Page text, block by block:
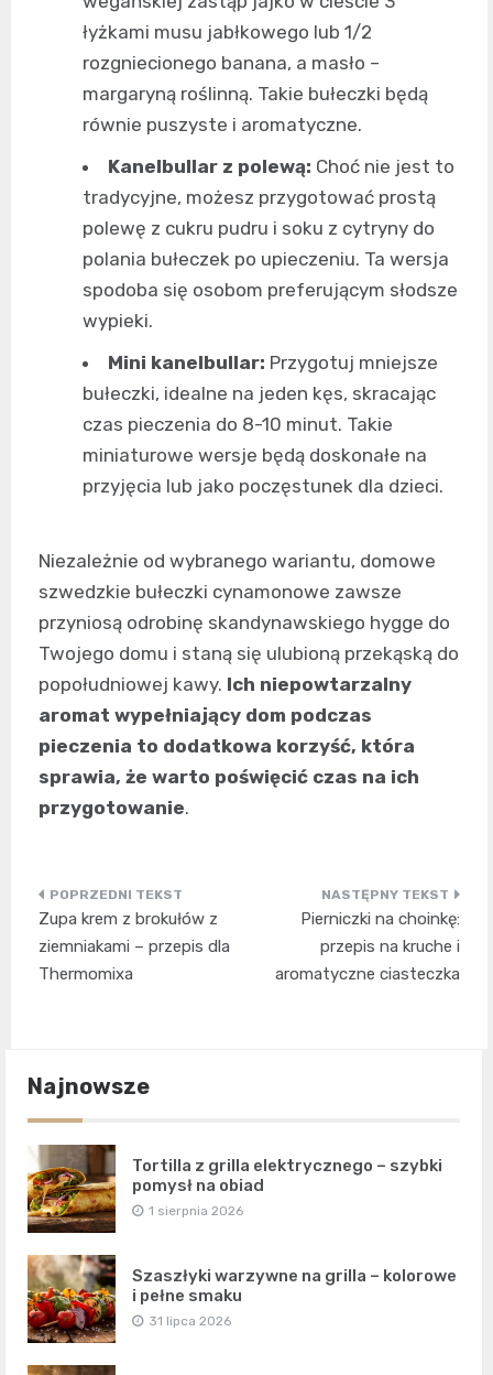
łyżkami musu jabłkowego lub 1/2
rozgniecionego banana, a masło –
margaryną roślinną. Takie bułeczki będą
równie puszyste i aromatyczne.
Kanelbullar z polewą: Choć nie jest to
tradycyjne, możesz przygotować prostą
polewę z cukru pudru i soku z cytryny do
polania bułeczek po upieczeniu. Ta wersja
spodoba się osobom preferującym słodsze
wypieki.
Mini kanelbullar: Przygotuj mniejsze
bułeczki, idealne na jeden kęs, skracając
czas pieczenia do 8-10 minut. Takie
miniaturowe wersje będą doskonałe na
przyjęcia lub jako poczęstunek dla dzieci.
Niezależnie od wybranego wariantu, domowe
szwedzkie bułeczki cynamonowe zawsze
przyniosą odrobinę skandynawskiego hygge do
Twojego domu i staną się ulubioną przekąską do
popołudniowej kawy. Ich niepowtarzalny
aromat wypełniający dom podczas
pieczenia to dodatkowa korzyść, która
sprawia, że warto poświęcić czas na ich
przygotowanie.
Nawigacja
wpisu
Zupa krem z brokułów z
ziemniakami – przepis dla
Thermomixa
Pierniczki na choinkę:
przepis na kruche i
aromatyczne ciasteczka
Najnowsze
Tortilla z grilla elektrycznego – szybki
pomysł na obiad
1 sierpnia 2026
Szaszłyki warzywne na grilla – kolorowe
i pełne smaku
31 lipca 2026